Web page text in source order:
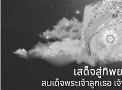
2-3 ปีที่ผ่านมาผมให้ความส
มากครับ ซึ่งการมีชีวิตที่ดีนั้น
แรง” โดยส่วนตัวผมได้หันม
เฉพาะการเล่น เคเบิ้ลสกี ต่
เพราะเมื่อเราได้เผาผลาญพ
ทำอะไรที่ผ่อนคลาย ปลดปล่